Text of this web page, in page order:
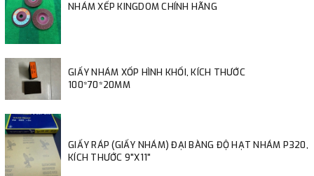
NHÁM XẾP KINGDOM CHÍNH HÃNG
GIẤY NHÁM XỐP HÌNH KHỐI, KÍCH THƯỚC
100*70*20MM
GIẤY RÁP (GIẤY NHÁM) ĐẠI BÀNG ĐỘ HẠT NHÁM P320,
KÍCH THƯỚC 9"X11"